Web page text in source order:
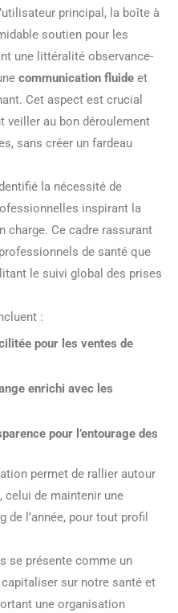
principal, la boîte à
soutien pour les
une littéralité observance-
communication fluide et
Cet aspect est crucial
veiller au bon déroulement
sans créer un fardeau
la nécessité de
inspirant la
charge. Ce cadre rassurant
de santé que
le suivi global des prises
:
pour les ventes de
enrichi avec les
pour l’entourage des
permet de rallier autour
celui de maintenir une
l’année, pour tout profil
se présente comme un
sur notre santé et
une organisation